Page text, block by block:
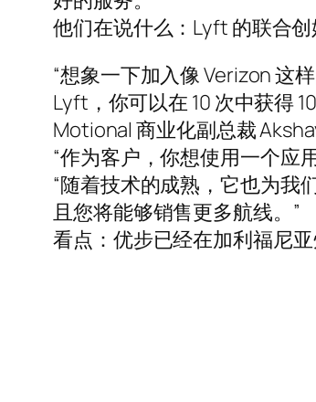
他们在说什么：Lyft 的联合
“想象一下加入像 Verizon 这
Lyft，你可以在 10 次中获得
Motional 商业化副总裁
“作为客户，你想使用一个应
“随着技术的成熟，它也为我
且您将能够销售更多航线。”
看点：优步已经在加利福尼